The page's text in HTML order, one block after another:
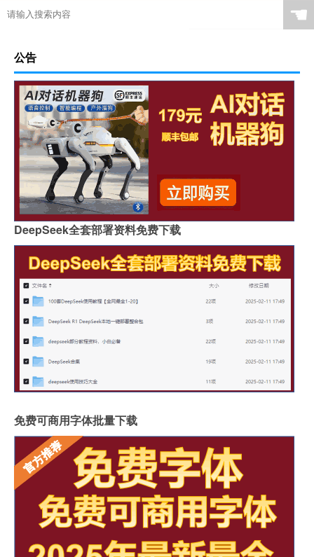
☚
公告
DeepSeek全套部署资料免费下载
免费可商用字体批量下载